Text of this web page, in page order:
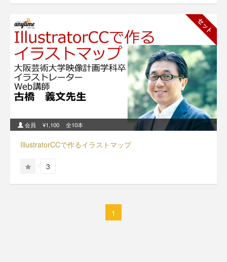
セット
会員 ¥1,100 全10本
IllustratorCCで作るイラストマップ
3
1